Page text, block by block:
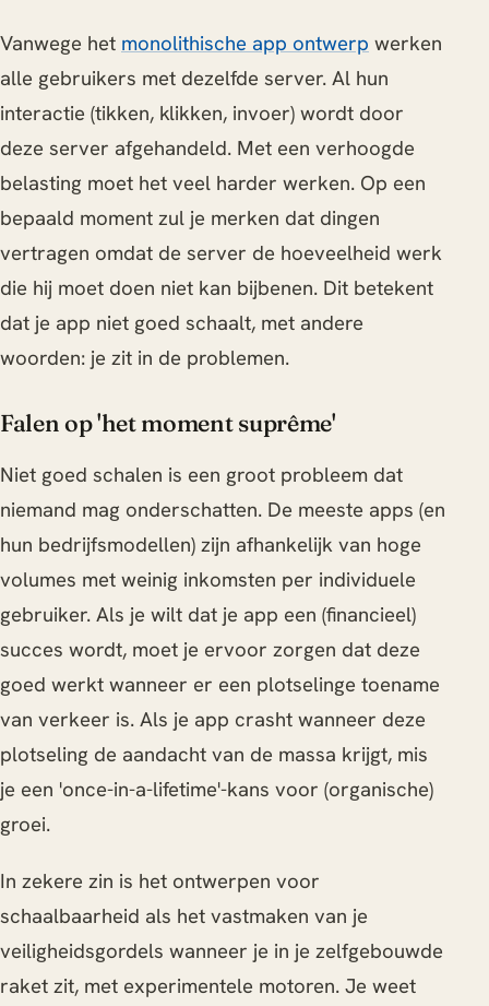
Vanwege het monolithische app ontwerp werken
alle gebruikers met dezelfde server. Al hun
interactie (tikken, klikken, invoer) wordt door
deze server afgehandeld. Met een verhoogde
belasting moet het veel harder werken. Op een
bepaald moment zul je merken dat dingen
vertragen omdat de server de hoeveelheid werk
die hij moet doen niet kan bijbenen. Dit betekent
dat je app niet goed schaalt, met andere
woorden: je zit in de problemen.
Falen op 'het moment suprême'
Niet goed schalen is een groot probleem dat
niemand mag onderschatten. De meeste apps (en
hun bedrijfsmodellen) zijn afhankelijk van hoge
volumes met weinig inkomsten per individuele
gebruiker. Als je wilt dat je app een (financieel)
succes wordt, moet je ervoor zorgen dat deze
goed werkt wanneer er een plotselinge toename
van verkeer is. Als je app crasht wanneer deze
plotseling de aandacht van de massa krijgt, mis
je een 'once-in-a-lifetime'-kans voor (organische)
groei.
In zekere zin is het ontwerpen voor
schaalbaarheid als het vastmaken van je
veiligheidsgordels wanneer je in je zelfgebouwde
raket zit, met experimentele motoren. Je weet